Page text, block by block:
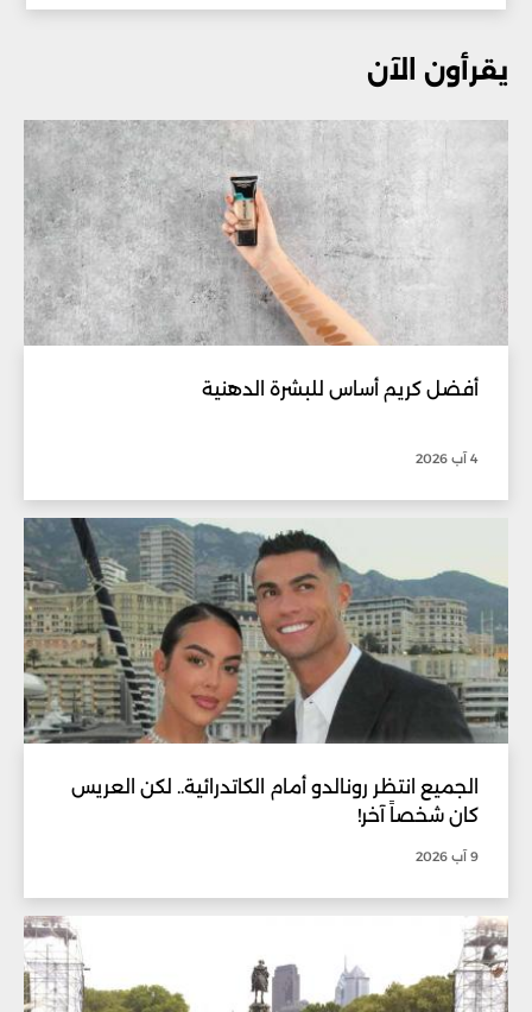
يقرأون الآن
أفضل كريم أساس للبشرة الدهنية
4 آب 2026
الجميع انتظر رونالدو أمام الكاتدرائية.. لكن العريس
كان شخصاً آخر!
9 آب 2026